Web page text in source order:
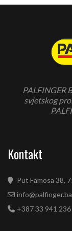
PALFINGER
svjetskog
Kontakt
Put Famosa 38,
info@palfinger.ba
+387 33 941 236